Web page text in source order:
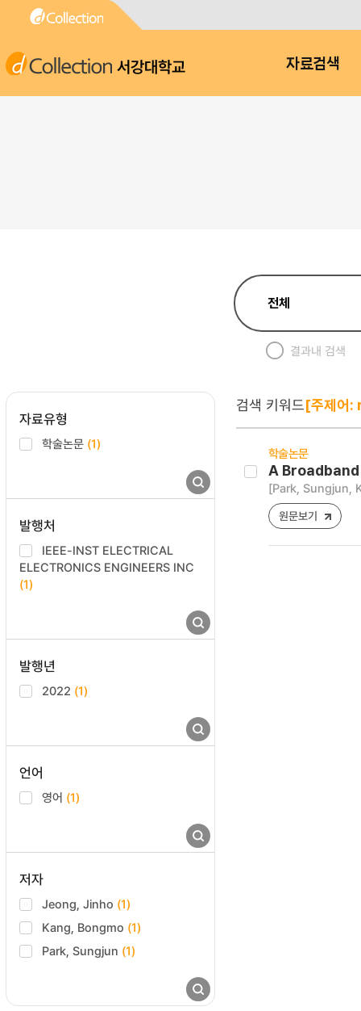
서강대학교 자료검색
결과내 검색
자료유형
학술논문 (1)
발행처
IEEE-INST ELECTRICAL
ELECTRONICS ENGINEERS INC
(1)
발행년
2022 (1)
언어
영어 (1)
저자
Jeong, Jinho (1)
Kang, Bongmo (1)
Park, Sungjun (1)
검색 키워드[주제어
학술논문
A
[Park, Sungjun,
원문보기